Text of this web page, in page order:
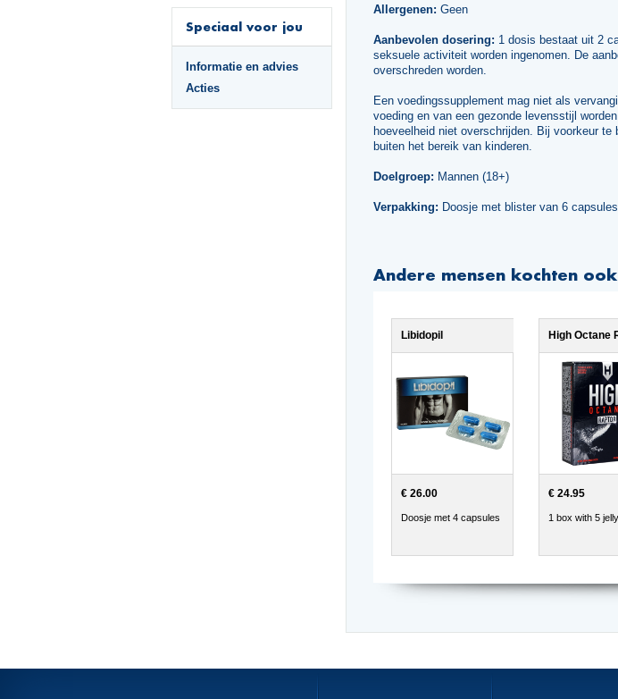
Speciaal voor jou
Informatie en advies
Acties
Allergenen: Geen
Aanbevolen dosering: 1 dosis bestaat uit 2
seksuele activiteit worden ingenomen. De
overschreden worden.
Een voedingssupplement mag niet als
voeding en van een gezonde levensstijl
hoeveelheid niet overschrijden. Bij voorkeur te
buiten het bereik van kinderen.
Doelgroep: Mannen (18+)
Verpakking: Doosje met blister van 6 capsules
Andere mensen kochten
Libidopil
€ 26.00
Doosje met 4 capsules
High Octane
€ 24.95
1 box with 5